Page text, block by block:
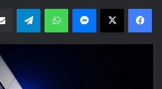
ماسنجر واتسابتيلقرام